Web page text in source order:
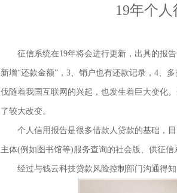
19年个
征信系统在19年将会进行更新，出具的报告
新增“还款金额”，3、销户也有还款记录，4、
伐随着我国互联网的兴起，也发生着巨大变化
了较大改变。
个人信用报告是很多借款人贷款的基础，目
主体(例如图书馆等)服务查询的社会版、供征
经过与钱云科技贷款风险控制部门沟通得知